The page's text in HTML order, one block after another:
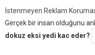
İstenmeyen Reklam
Gerçek bir insan olduğunu
dokuz eksi yedi kac eder?